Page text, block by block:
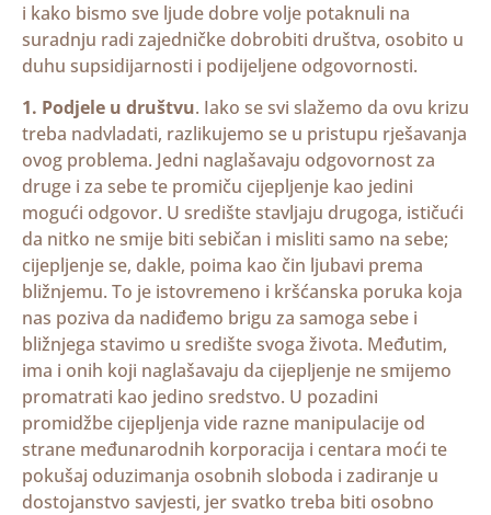
i kako bismo sve ljude dobre volje potaknuli na
suradnju radi zajedničke dobrobiti društva, osobito u
duhu supsidijarnosti i podijeljene odgovornosti.
1. Podjele u društvu. Iako se svi slažemo da ovu krizu
treba nadvladati, razlikujemo se u pristupu rješavanja
ovog problema. Jedni naglašavaju odgovornost za
druge i za sebe te promiču cijepljenje kao jedini
mogući odgovor. U središte stavljaju drugoga, ističući
da nitko ne smije biti sebičan i misliti samo na sebe;
cijepljenje se, dakle, poima kao čin ljubavi prema
bližnjemu. To je istovremeno i kršćanska poruka koja
nas poziva da nadiđemo brigu za samoga sebe i
bližnjega stavimo u središte svoga života. Međutim,
ima i onih koji naglašavaju da cijepljenje ne smijemo
promatrati kao jedino sredstvo. U pozadini
promidžbe cijepljenja vide razne manipulacije od
strane međunarodnih korporacija i centara moći te
pokušaj oduzimanja osobnih sloboda i zadiranje u
dostojanstvo savjesti, jer svatko treba biti osobno